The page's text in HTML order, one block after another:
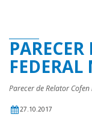
Parecer de Relator
27.10.2017